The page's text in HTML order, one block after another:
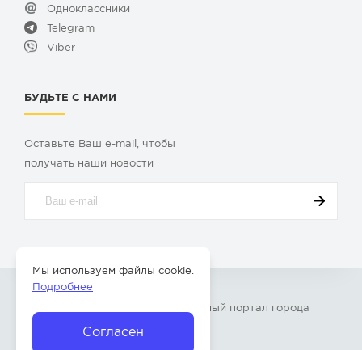
Одноклассники
Telegram
Viber
БУДЬТЕ С НАМИ
Оставьте Ваш e-mail, чтобы
получать наши новости
» – Главный портал города
Согласен
Мы используем файлы cookie.
Подробнее